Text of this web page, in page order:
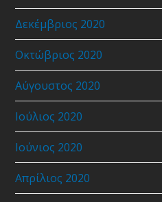
Δεκέμβριος 2020
Οκτώβριος 2020
Αύγουστος 2020
Ιούλιος 2020
Ιούνιος 2020
Απρίλιος 2020